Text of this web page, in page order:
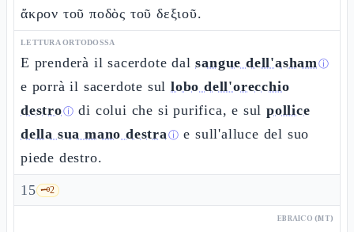
ἄκρον τοῦ ποδὸς τοῦ δεξιοῦ.
LETTURA ORTODOSSA
E prenderà il sacerdote dalsangue dell'ashamⓘ
e porrà il sacerdote sullobo dell'orecchio
destroⓘ di colui che si purifica, e sulpollice
della sua mano destraⓘ e sull'alluce del suo
piede destro.
15 🗝️2
EBRAICO (MT)